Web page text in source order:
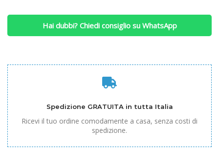
Hai dubbi? Chiedi consiglio su WhatsApp
Spedizione GRATUITA in tutta Italia
Ricevi il tuo ordine comodamente a casa, senza costi di
spedizione.